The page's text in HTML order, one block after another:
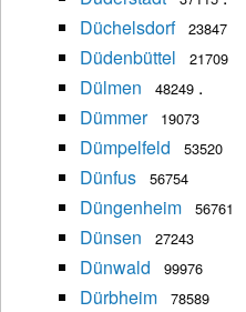
Düchelsdorf
23847
Düdenbüttel 21709
Dülmen 48249 .
Dümmer
19073
Dümpelfeld 53520
Dünfus 56754
Düngenheim 56761
Dünsen 27243
Dünwald 99976
Dürbheim 78589